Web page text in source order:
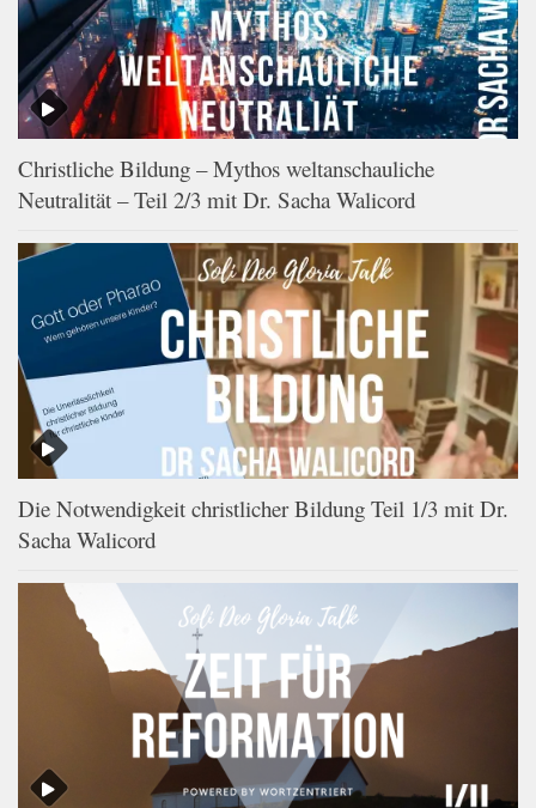
Christliche Bildung – Mythos weltanschauliche
Neutralität – Teil 2/3 mit Dr. Sacha Walicord
Die Notwendigkeit christlicher Bildung Teil 1/3 mit Dr.
Sacha Walicord